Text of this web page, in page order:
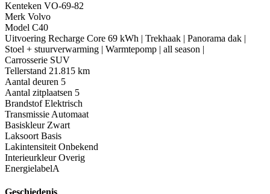
Kenteken VO-69-82
Merk Volvo
Model C40
Uitvoering Recharge Core 69 kWh | Trekhaak | Panorama dak |
Stoel + stuurverwarming | Warmtepomp | all season |
Carrosserie SUV
Tellerstand 21.815 km
Aantal deuren 5
Aantal zitplaatsen 5
Brandstof Elektrisch
Transmissie Automaat
Basiskleur Zwart
Laksoort Basis
Lakintensiteit Onbekend
Interieurkleur Overig
EnergielabelA